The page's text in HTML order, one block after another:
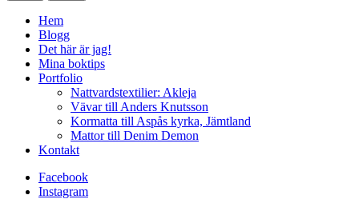
Hem
Blogg
Det här är jag!
Mina boktips
Portfolio
Nattvardstextilier: Akleja
Vävar till Anders Knutsson
Kormatta till Aspås kyrka, Jämtland
Mattor till Denim Demon
Kontakt
Facebook
Instagram